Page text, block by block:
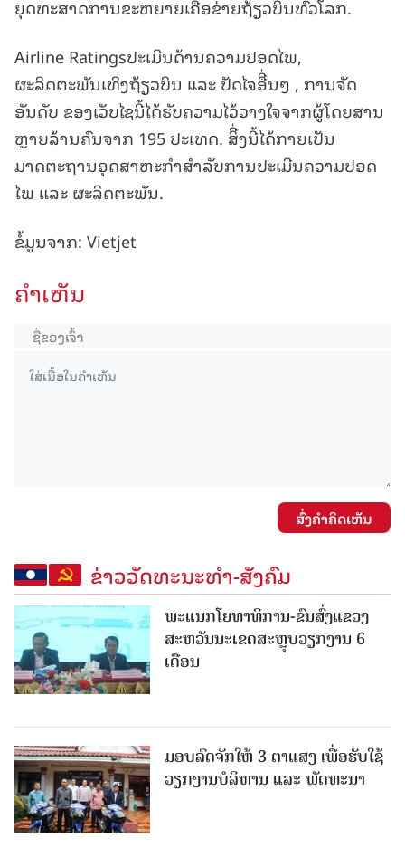
ຍຸດທະສາດການຂະຫຍາຍເຄືອຂ່າຍຖ້ຽວບິນທົ່ວໂລກ.
Airline Ratingsປະເມີນດ້ານຄວາມປອດໄພ,
ຜະລິດຕະພັນເທິງຖ້ຽວບິນ ແລະ ປັດໄຈອືີ່ນໆ , ການຈັດ
ອັນດັບ ຂອງເວັບໄຊນີ້ໄດ້ຮັບຄວາມໄວ້ວາງໃຈຈາກຜູ້ໂດຍສານ
ຫຼາຍລ້ານຄົນຈາກ 195 ປະເທດ. ສິີ່ງນີ້ໄດ້ກາຍເປັນ
ມາດຕະຖານອຸດສາຫະກໍາສໍາລັບການປະເມີນຄວາມປອດ
ໄພ ແລະ ຜະລິດຕະພັນ.
ຂໍ້ມູນຈາກ: Vietjet
ຄໍາເຫັນ
ສົ່ງຄໍາຄິດເຫັນ
ຂ່າວວັດທະນະທຳ-ສັງຄົມ
ພະແນກໂຍທາທິການ-ຂົນສົ່ງແຂວງ
ສະຫວັນນະເຂດສະຫຼຸບວຽກງານ 6
ເດືອນ
ມອບລົດຈັກໃຫ້ 3 ຕາແສງ ເພື່ອຮັບໃຊ້
ວຽກງານບໍລິຫານ ແລະ ພັດທະນາ